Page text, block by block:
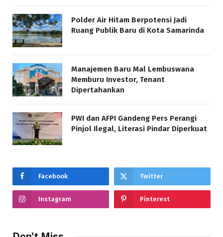
Polder Air Hitam Berpotensi Jadi
Ruang Publik Baru di Kota Samarinda
Manajemen Baru Mal Lembuswana
Memburu Investor, Tenant
Dipertahankan
PWI dan AFPI Gandeng Pers Perangi
Pinjol Ilegal, Literasi Pindar Diperkuat
Facebook Twitter
Instagram Pinterest